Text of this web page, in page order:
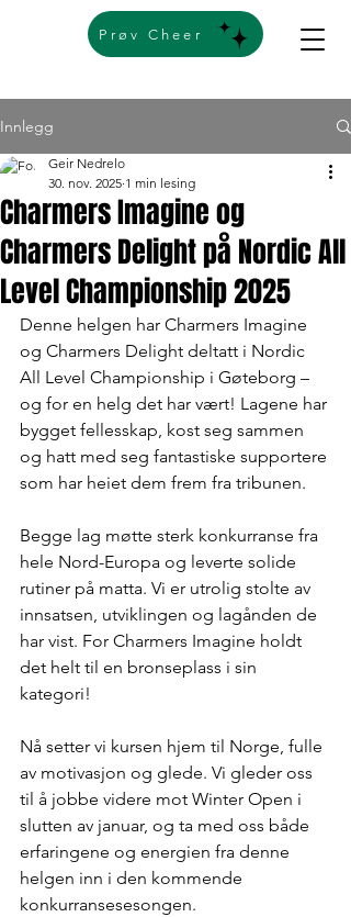
Prøv Cheer
Innlegg
Charmers Imagine og
Charmers Delight på Nordic All
Level Championship 2025
Geir Nedrelo
30. nov. 2025 1 min lesing
Denne helgen har Charmers Imagine
og Charmers Delight deltatt i Nordic
All Level Championship i Gøteborg –
og for en helg det har vært! Lagene har
bygget fellesskap, kost seg sammen
og hatt med seg fantastiske supportere
som har heiet dem frem fra tribunen.
Begge lag møtte sterk konkurranse fra
hele Nord-Europa og leverte solide
rutiner på matta. Vi er utrolig stolte av
innsatsen, utviklingen og lagånden de
har vist. For Charmers Imagine holdt
det helt til en bronseplass i sin
kategori!
Nå setter vi kursen hjem til Norge, fulle
av motivasjon og glede. Vi gleder oss
til å jobbe videre mot Winter Open i
slutten av januar, og ta med oss både
erfaringene og energien fra denne
helgen inn i den kommende
konkurransesesongen.